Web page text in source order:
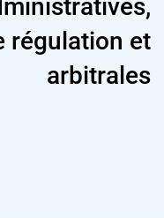
This
shortcut
régulation et
arbitrales